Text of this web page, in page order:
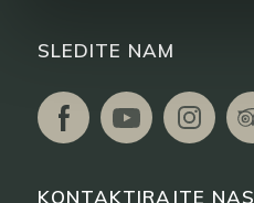
SLEDITE NAM
KONTAKTIRAJTE NAS